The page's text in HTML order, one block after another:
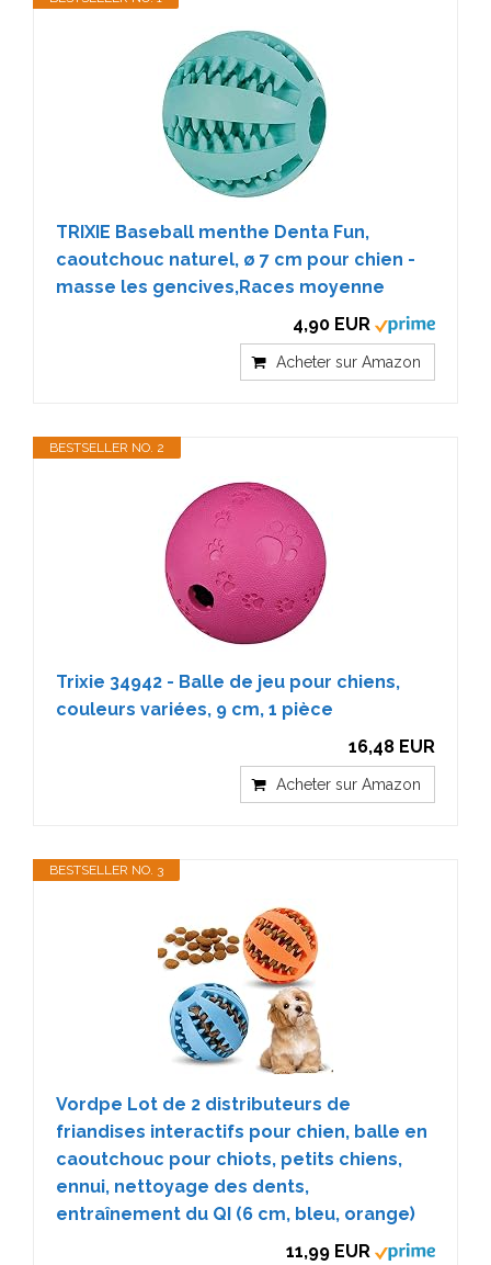
TRIXIE Baseball menthe Denta Fun,
caoutchouc naturel, ø 7 cm pour chien -
masse les gencives,Races moyenne
4,90 EUR
Acheter sur Amazon
BESTSELLER NO. 2
Trixie 34942 - Balle de jeu pour chiens,
couleurs variées, 9 cm, 1 pièce
16,48 EUR
Acheter sur Amazon
BESTSELLER NO. 3
Vordpe Lot de 2 distributeurs de
friandises interactifs pour chien, balle en
caoutchouc pour chiots, petits chiens,
ennui, nettoyage des dents,
entraînement du QI (6 cm, bleu, orange)
11,99 EUR